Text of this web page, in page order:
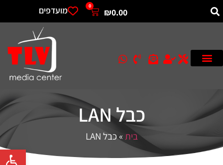
פתח
₪0.00
0 מועדפים
כבל LAN
בית»כבל LAN